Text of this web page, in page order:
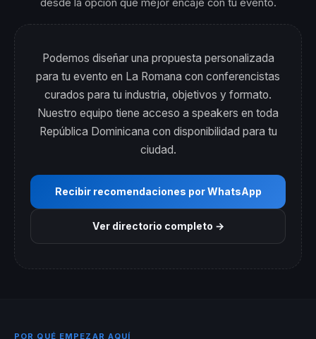
Podemos diseñar una propuesta personalizada
para tu evento en La Romana con conferencistas
curados para tu industria, objetivos y formato.
Nuestro equipo tiene acceso a speakers en toda
República Dominicana con disponibilidad para tu
ciudad.
Recibir recomendaciones por WhatsApp
Ver directorio completo →
POR QUÉ EMPEZAR AQUÍ